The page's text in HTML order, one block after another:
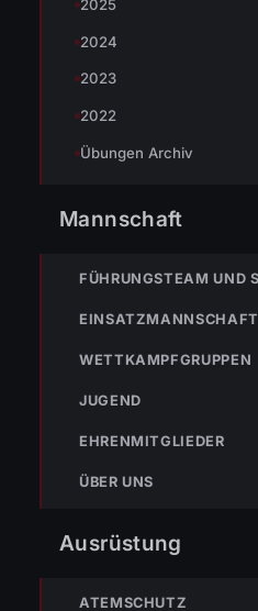
2025
2024
2023
2022
Übungen Archiv
Mannschaft
FÜHRUNGSTEAM UND
EINSATZMANNSCHAFT
WETTKAMPFGRUPPEN
JUGEND
EHRENMITGLIEDER
ÜBER UNS
Ausrüstung
ATEMSCHUTZ
TEILEN